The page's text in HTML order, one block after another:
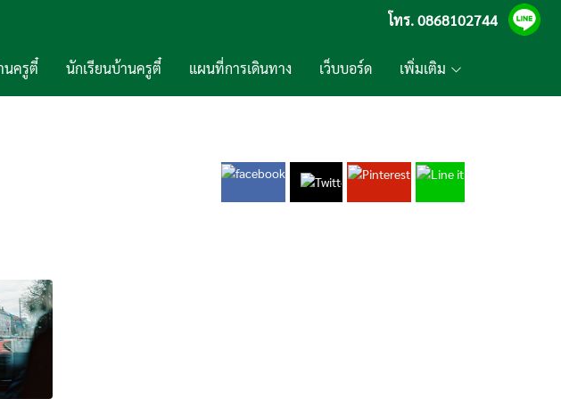
โทร.0868102744
นครูตี๋ นักเรียนบ้านครูตี๋ แผนที่การเดินทาง เว็บบอร์ด เพิ่มเติม